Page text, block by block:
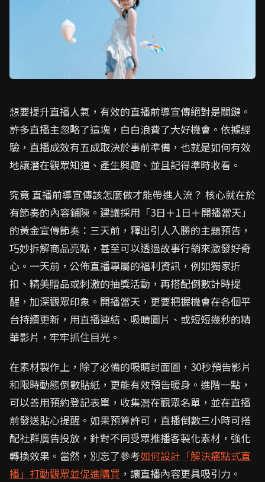
想要提升直播人氣，有效的直播前導宣傳絕對是關鍵。
許多直播主忽略了這塊，白白浪費了大好機會。依據經
驗，直播成效有五成取決於事前準備，也就是如何有效
地讓潛在觀眾知道、產生興趣、並且記得準時收看。
究竟 直播前導宣傳該怎麼做才能帶進人流？ 核心就在於
有節奏的內容鋪陳。建議採用「3日＋1日＋開播當天」
的黃金宣傳節奏：三天前，釋出引人入勝的主題預告，
巧妙拆解商品亮點，甚至可以透過故事行銷來激發好奇
心。一天前，公佈直播專屬的福利資訊，例如獨家折
扣、精美贈品或刺激的抽獎活動，再搭配倒數計時提
醒，加深觀眾印象。開播當天，更要把握機會在各個平
台持續更新，用直播連結、吸睛圖片、或短短幾秒的精
華影片，牢牢抓住目光。
在素材製作上，除了必備的吸睛封面圖，30秒預告影片
和限時動態倒數貼紙，更能有效預告暖身。進階一點，
可以善用預約登記表單，收集潛在觀眾名單，並在直播
前發送貼心提醒。如果預算許可，直播倒數三小時可搭
配社群廣告投放，針對不同受眾推播客製化素材，強化
轉換效果。當然，別忘了參考如何設計「解決痛點式直
播」打動觀眾並促進購買 ，讓直播內容更具吸引力。